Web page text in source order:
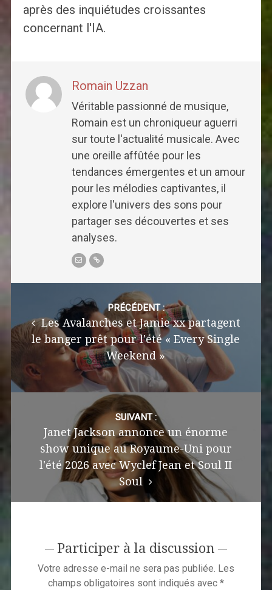
après des inquiétudes croissantes
concernant l'IA.
Romain Uzzan
Véritable passionné de musique,
Romain est un chroniqueur aguerri
sur toute l'actualité musicale. Avec
une oreille affûtée pour les
tendances émergentes et un amour
pour les mélodies captivantes, il
explore l'univers des sons pour
partager ses découvertes et ses
analyses.
navigation
PRÉCÉDENT :
Les Avalanches et Jamie xx partagent
le banger prêt pour l'été « Every Single
Weekend »
SUIVANT :
Janet Jackson annonce un énorme
show unique au Royaume-Uni pour
l'été 2026 avec Wyclef Jean et Soul II
Soul
Participer à la discussion
Votre adresse e-mail ne sera pas publiée. Les
champs obligatoires sont indiqués avec *